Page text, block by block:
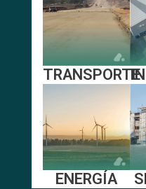
TRANSPORTE
ENERGÍA